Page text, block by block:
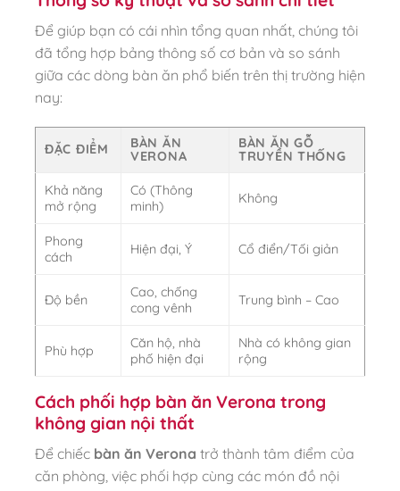
Để giúp bạn có cái nhìn tổng quan nhất, chúng tôi
đã tổng hợp bảng thông số cơ bản và so sánh
giữa các dòng bàn ăn phổ biến trên thị trường hiện
nay:
ĐẶC ĐIỂM
BÀN ĂN
VERONA
BÀN ĂN GỖ
TRUYỀN THỐNG
Khả năng
mở rộng
Có (Thông
minh)
Không
Phong
cách
Hiện đại, Ý Cổ điển/Tối giản
Độ bền
Cao, chống
cong vênh
Trung bình – Cao
Phù hợp
Căn hộ, nhà
phố hiện đại
Nhà có không gian
rộng
Cách phối hợp bàn ăn Verona trong
không gian nội thất
Để chiếc bàn ăn Verona trở thành tâm điểm của
căn phòng, việc phối hợp cùng các món đồ nội